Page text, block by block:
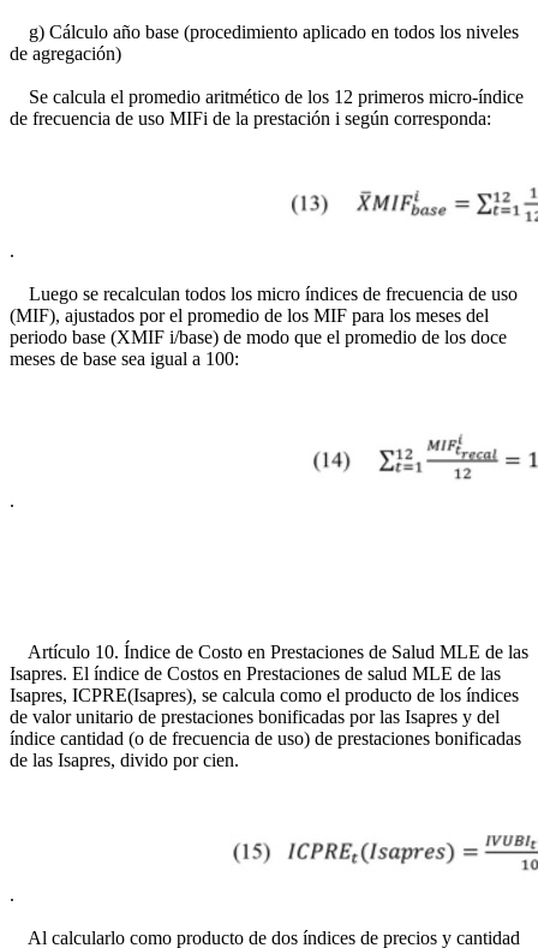
g) Cálculo año base (procedimiento aplicado en todos los niveles
de agregación)
Se calcula el promedio aritmético de los 12 primeros micro-índice
de frecuencia de uso MIFi de la prestación i según corresponda:
.
Luego se recalculan todos los micro índices de frecuencia de uso
(MIF), ajustados por el promedio de los MIF para los meses del
periodo base (XMIF i/base) de modo que el promedio de los doce
meses de base sea igual a 100:
.
Artículo 10. Índice de Costo en Prestaciones de Salud MLE de las
Isapres. El índice de Costos en Prestaciones de salud MLE de las
Isapres, ICPRE(Isapres), se calcula como el producto de los índices
de valor unitario de prestaciones bonificadas por las Isapres y del
índice cantidad (o de frecuencia de uso) de prestaciones bonificadas
de las Isapres, divido por cien.
.
Al calcularlo como producto de dos índices de precios y cantidad